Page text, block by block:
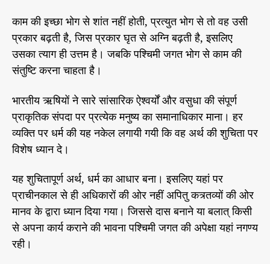
,
ग
-
काम की इच्छा भोग से शांत नहीं होती, प्रत्युत भोग से तो वह उसी
प्रकार बढ़ती है, जिस प्रकार घृत से अग्नि बढ़ती है, इसलिए
उसका त्याग ही उत्तम है। जबकि पश्चिमी जगत भोग से काम की
संतुष्टि करना चाहता है।
भारतीय ऋषियों ने सारे सांसारिक ऐश्वर्यों और वसुधा की संपूर्ण
प्राकृतिक संपदा पर प्रत्येक मनुष्य का समानाधिकार माना। हर
व्यक्ति पर धर्म की यह नकेल लगायी गयी कि वह अर्थ की शुचिता पर
विशेष ध्यान दे।
यह शुचितापूर्ण अर्थ, धर्म का आधार बना। इसलिए यहां पर
प्राचीनकाल से ही अधिकारों की ओर नहीं अपितु कत्र्तव्यों की ओर
मानव के द्वारा ध्यान दिया गया। जिससे दास बनाने या बलात् किसी
से अपना कार्य कराने की भावना पश्चिमी जगत की अपेक्षा यहां नगण्य
रही।